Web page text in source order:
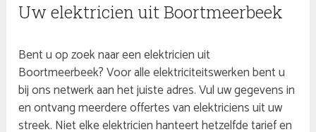
Uw elektricien uit Boortmeerbeek
Bent u op zoek naar een elektricien uit
Boortmeerbeek? Voor alle elektriciteitswerken bent u
bij ons netwerk aan het juiste adres. Vul uw gegevens in
en ontvang meerdere offertes van elektriciens uit uw
streek. Niet elke elektricien hanteert hetzelfde tarief en